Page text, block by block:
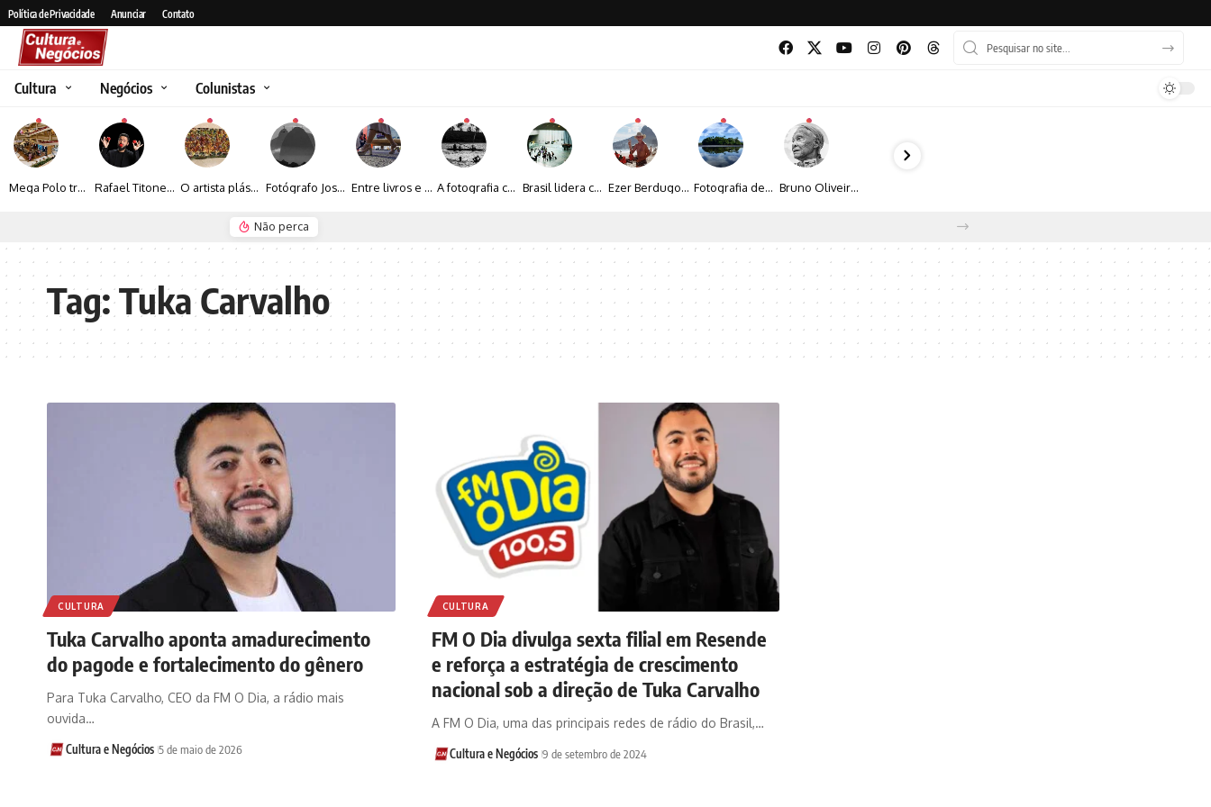
Política de Privacidade Anunciar Contato
Cultura Negócios Colunistas
Mega Polo transforma lançamento de coleção em plataforma nacional de negócios e projeta crescimento de mais de 15% Rafael Titonelly leva magia e acolhimento a crianças em tratamento oncológico em Juiz de Fora O artista plástico Jorge Luiz transforma sustentabilidade e criatividade em arte contemporânea Fotógrafo José Roberto apresenta um olhar sensível sobre arquitetura, formas e luz na fotografia Entre livros e fotografia autoral, Sebastião Reis consolida uma trajetória marcada pelo olhar artístico A fotografia contemporânea de Cynthia Feyh Jappur entre luz, movimento e arte Brasil lidera crescimento entre os 15 maiores mercados globais de viagens corporativas Ezer Berdugo transforma experiências multiculturais e memórias em narrativas visuais por meio da fotografia Fotografia de Fátima Carlini transforma paisagens naturais em experiências de contemplação Bruno Oliveira retrata o cotidiano urbano por meio da fotografia em preto e branco
Não perca
Tag:Tuka Carvalho
CULTURA
Tuka Carvalho aponta amadurecimento
do pagode e fortalecimento do gênero
Para Tuka Carvalho, CEO da FM O Dia, a rádio mais
ouvida…
Cultura e Negócios 5 de maio de 2026
CULTURA
FM O Dia divulga sexta filial em Resende
e reforça a estratégia de crescimento
nacional sob a direção de Tuka Carvalho
A FM O Dia, uma das principais redes de rádio do Brasil,…
Cultura e Negócios 9 de setembro de 2024